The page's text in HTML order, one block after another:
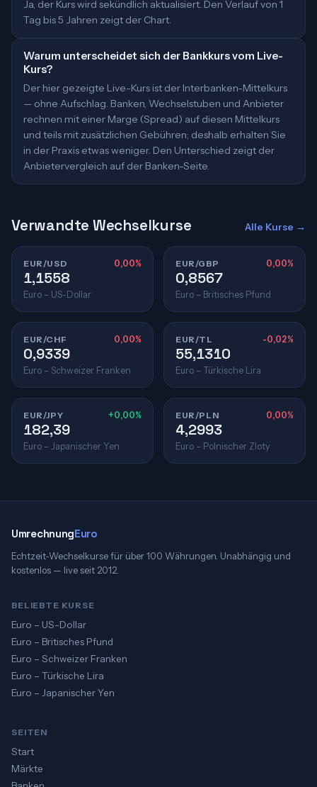
Ja, der Kurs wird sekündlich aktualisiert. Den Verlauf von 1
Tag bis 5 Jahren zeigt der Chart.
Warum unterscheidet sich der Bankkurs vom Live-
Kurs?
Der hier gezeigte Live-Kurs ist der Interbanken-Mittelkurs
— ohne Aufschlag. Banken, Wechselstuben und Anbieter
rechnen mit einer Marge (Spread) auf diesen Mittelkurs
und teils mit zusätzlichen Gebühren; deshalb erhalten Sie
in der Praxis etwas weniger. Den Unterschied zeigt der
Anbietervergleich auf der Banken-Seite.
Verwandte Wechselkurse Alle Kurse →
EUR/USD 0,00%
1,1558
Euro – US-Dollar
EUR/GBP 0,00%
0,8567
Euro – Britisches Pfund
EUR/CHF 0,00%
0,9339
Euro – Schweizer Franken
EUR/TL -0,02%
55,1310
Euro – Türkische Lira
EUR/JPY +0,00%
182,39
Euro – Japanischer Yen
EUR/PLN 0,00%
4,2993
Euro – Polnischer Zloty
UmrechnungEuro
Echtzeit-Wechselkurse für über 100 Währungen. Unabhängig und
kostenlos — live seit 2012.
BELIEBTE KURSE
Euro – US-Dollar
Euro – Britisches Pfund
Euro – Schweizer Franken
Euro – Türkische Lira
Euro – Japanischer Yen
SEITEN
Start
Märkte